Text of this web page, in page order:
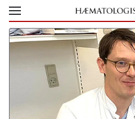
Skip to main content